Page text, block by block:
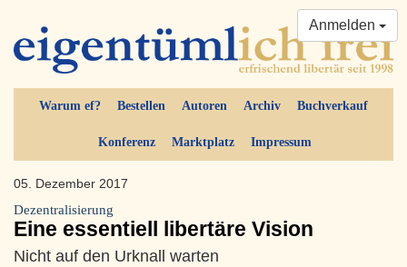
Warum ef? Bestellen Autoren Archiv Buchverkauf
Konferenz Marktplatz Impressum
Anmelden
05. Dezember 2017
Dezentralisierung
Eine essentiell libertäre Vision
Nicht auf den Urknall warten